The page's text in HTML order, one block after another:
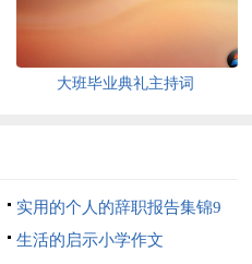
大班毕业典礼主持词
实用的个人的辞职报告集锦9
篇生活的启示小学作文